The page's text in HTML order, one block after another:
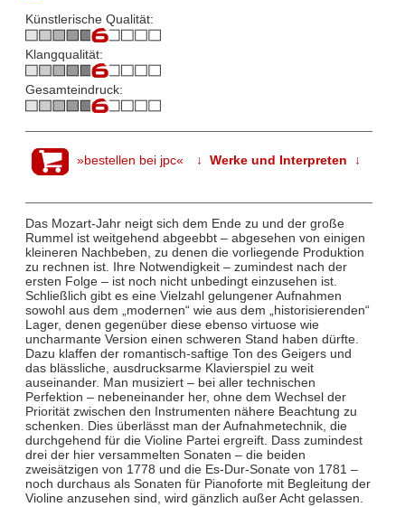
Künstlerische Qualität:
Klangqualität:
Gesamteindruck:
»bestellen bei jpc« ↓ Werke und Interpreten ↓
Das Mozart-Jahr neigt sich dem Ende zu und der große
Rummel ist weitgehend abgeebbt – abgesehen von einigen
kleineren Nachbeben, zu denen die vorliegende Produktion
zu rechnen ist. Ihre Notwendigkeit – zumindest nach der
ersten Folge – ist noch nicht unbedingt einzusehen ist.
Schließlich gibt es eine Vielzahl gelungener Aufnahmen
sowohl aus dem „modernen“ wie aus dem „historisierenden“
Lager, denen gegenüber diese ebenso virtuose wie
uncharmante Version einen schweren Stand haben dürfte.
Dazu klaffen der romantisch-saftige Ton des Geigers und
das blässliche, ausdrucksarme Klavierspiel zu weit
auseinander. Man musiziert – bei aller technischen
Perfektion – nebeneinander her, ohne dem Wechsel der
Priorität zwischen den Instrumenten nähere Beachtung zu
schenken. Dies überlässt man der Aufnahmetechnik, die
durchgehend für die Violine Partei ergreift. Dass zumindest
drei der hier versammelten Sonaten – die beiden
zweisätzigen von 1778 und die Es-Dur-Sonate von 1781 –
noch durchaus als Sonaten für Pianoforte mit Begleitung der
Violine anzusehen sind, wird gänzlich außer Acht gelassen.